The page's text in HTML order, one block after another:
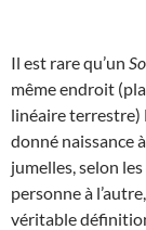
Il est rare qu’un
même endroit
linéaire terrestre)
donné naissance
jumelles, selon
personne à
véritable